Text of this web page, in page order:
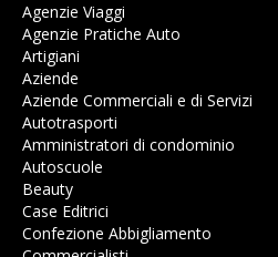
Agenzie Viaggi
Agenzie Pratiche Auto
Artigiani
Aziende
Aziende Commerciali e di Servizi
Autotrasporti
Amministratori di condominio
Autoscuole
Beauty
Case Editrici
Confezione Abbigliamento